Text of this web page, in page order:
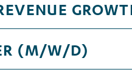
(M/W/D)